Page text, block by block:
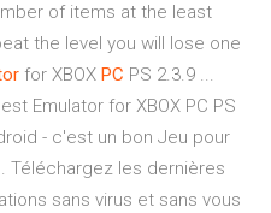
of items at the least
the level you will lose one
for XBOX PC PS 2.3.9 ...
Emulator for XBOX PC PS
- c'est un bon Jeu pour
Téléchargez les dernières
sans virus et sans vous